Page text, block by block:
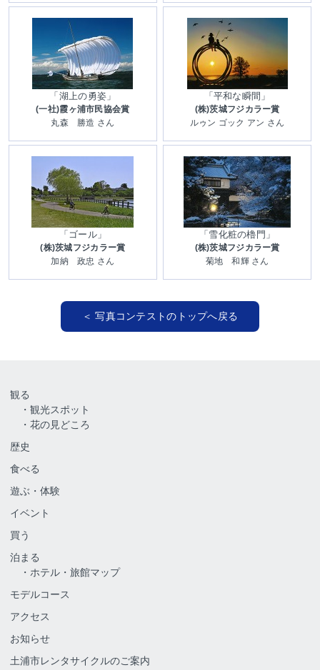
「湖上の勇姿」
(一社)霞ヶ浦市民協会賞
丸森 勝造 さん
「平和な瞬間」
(株)茨城フジカラー賞
ルゥン ゴック アン さん
「ゴール」
(株)茨城フジカラー賞
加納 政忠 さん
「雪化粧の櫓門」
(株)茨城フジカラー賞
菊地 和輝 さん
＜ 写真コンテストのトップへ戻る
観る
観光スポット
花の見どころ
歴史
食べる
遊ぶ・体験
イベント
買う
泊まる
ホテル・旅館マップ
モデルコース
アクセス
お知らせ
土浦市レンタサイクルのご案内